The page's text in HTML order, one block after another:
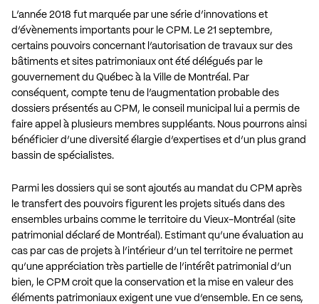
L’année 2018 fut marquée par une série d’innovations et
d’évènements importants pour le CPM. Le 21 septembre,
certains pouvoirs concernant l’autorisation de travaux sur des
bâtiments et sites patrimoniaux ont été délégués par le
gouvernement du Québec à la Ville de Montréal. Par
conséquent, compte tenu de l’augmentation probable des
dossiers présentés au CPM, le conseil municipal lui a permis de
faire appel à plusieurs membres suppléants. Nous pourrons ainsi
bénéficier d’une diversité élargie d’expertises et d’un plus grand
bassin de spécialistes.
Parmi les dossiers qui se sont ajoutés au mandat du CPM après
le transfert des pouvoirs figurent les projets situés dans des
ensembles urbains comme le territoire du Vieux-Montréal (site
patrimonial déclaré de Montréal). Estimant qu’une évaluation au
cas par cas de projets à l’intérieur d’un tel territoire ne permet
qu’une appréciation très partielle de l’intérêt patrimonial d’un
bien, le CPM croit que la conservation et la mise en valeur des
éléments patrimoniaux exigent une vue d’ensemble. En ce sens,